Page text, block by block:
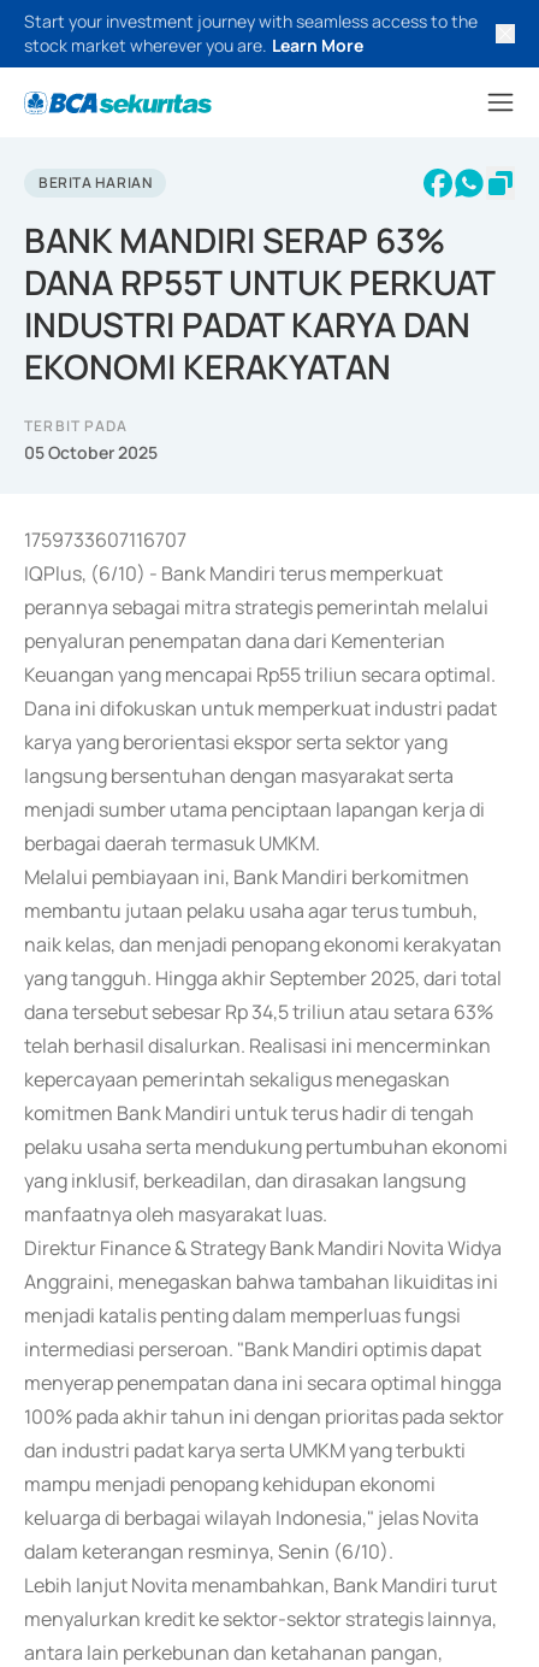
Start your investment journey with seamless access to the
stock market wherever you are. Learn More
BERITA HARIAN
BANK MANDIRI SERAP 63%
DANA RP55T UNTUK PERKUAT
INDUSTRI PADAT KARYA DAN
EKONOMI KERAKYATAN
TERBIT PADA
05 October 2025
1759733607116707
IQPlus, (6/10) - Bank Mandiri terus memperkuat
perannya sebagai mitra strategis pemerintah melalui
penyaluran penempatan dana dari Kementerian
Keuangan yang mencapai Rp55 triliun secara optimal.
Dana ini difokuskan untuk memperkuat industri padat
karya yang berorientasi ekspor serta sektor yang
langsung bersentuhan dengan masyarakat serta
menjadi sumber utama penciptaan lapangan kerja di
berbagai daerah termasuk UMKM.
Melalui pembiayaan ini, Bank Mandiri berkomitmen
membantu jutaan pelaku usaha agar terus tumbuh,
naik kelas, dan menjadi penopang ekonomi kerakyatan
yang tangguh. Hingga akhir September 2025, dari total
dana tersebut sebesar Rp 34,5 triliun atau setara 63%
telah berhasil disalurkan. Realisasi ini mencerminkan
kepercayaan pemerintah sekaligus menegaskan
komitmen Bank Mandiri untuk terus hadir di tengah
pelaku usaha serta mendukung pertumbuhan ekonomi
yang inklusif, berkeadilan, dan dirasakan langsung
manfaatnya oleh masyarakat luas.
Direktur Finance & Strategy Bank Mandiri Novita Widya
Anggraini, menegaskan bahwa tambahan likuiditas ini
menjadi katalis penting dalam memperluas fungsi
intermediasi perseroan. "Bank Mandiri optimis dapat
menyerap penempatan dana ini secara optimal hingga
100% pada akhir tahun ini dengan prioritas pada sektor
dan industri padat karya serta UMKM yang terbukti
mampu menjadi penopang kehidupan ekonomi
keluarga di berbagai wilayah Indonesia," jelas Novita
dalam keterangan resminya, Senin (6/10).
Lebih lanjut Novita menambahkan, Bank Mandiri turut
menyalurkan kredit ke sektor-sektor strategis lainnya,
antara lain perkebunan dan ketahanan pangan,